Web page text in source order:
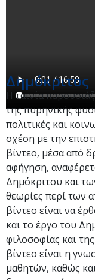
Δημόκριτος
Η ταινία
της πυρηνικής
πολιτικές και
σχέση με την
βίντεο, μέσα από
αφήγηση,
Δημόκριτου και
θεωρίες περί των
βίντεο είναι να
και το έργο του
φιλοσοφίας και
βίντεο είναι η
μαθητών, καθώς